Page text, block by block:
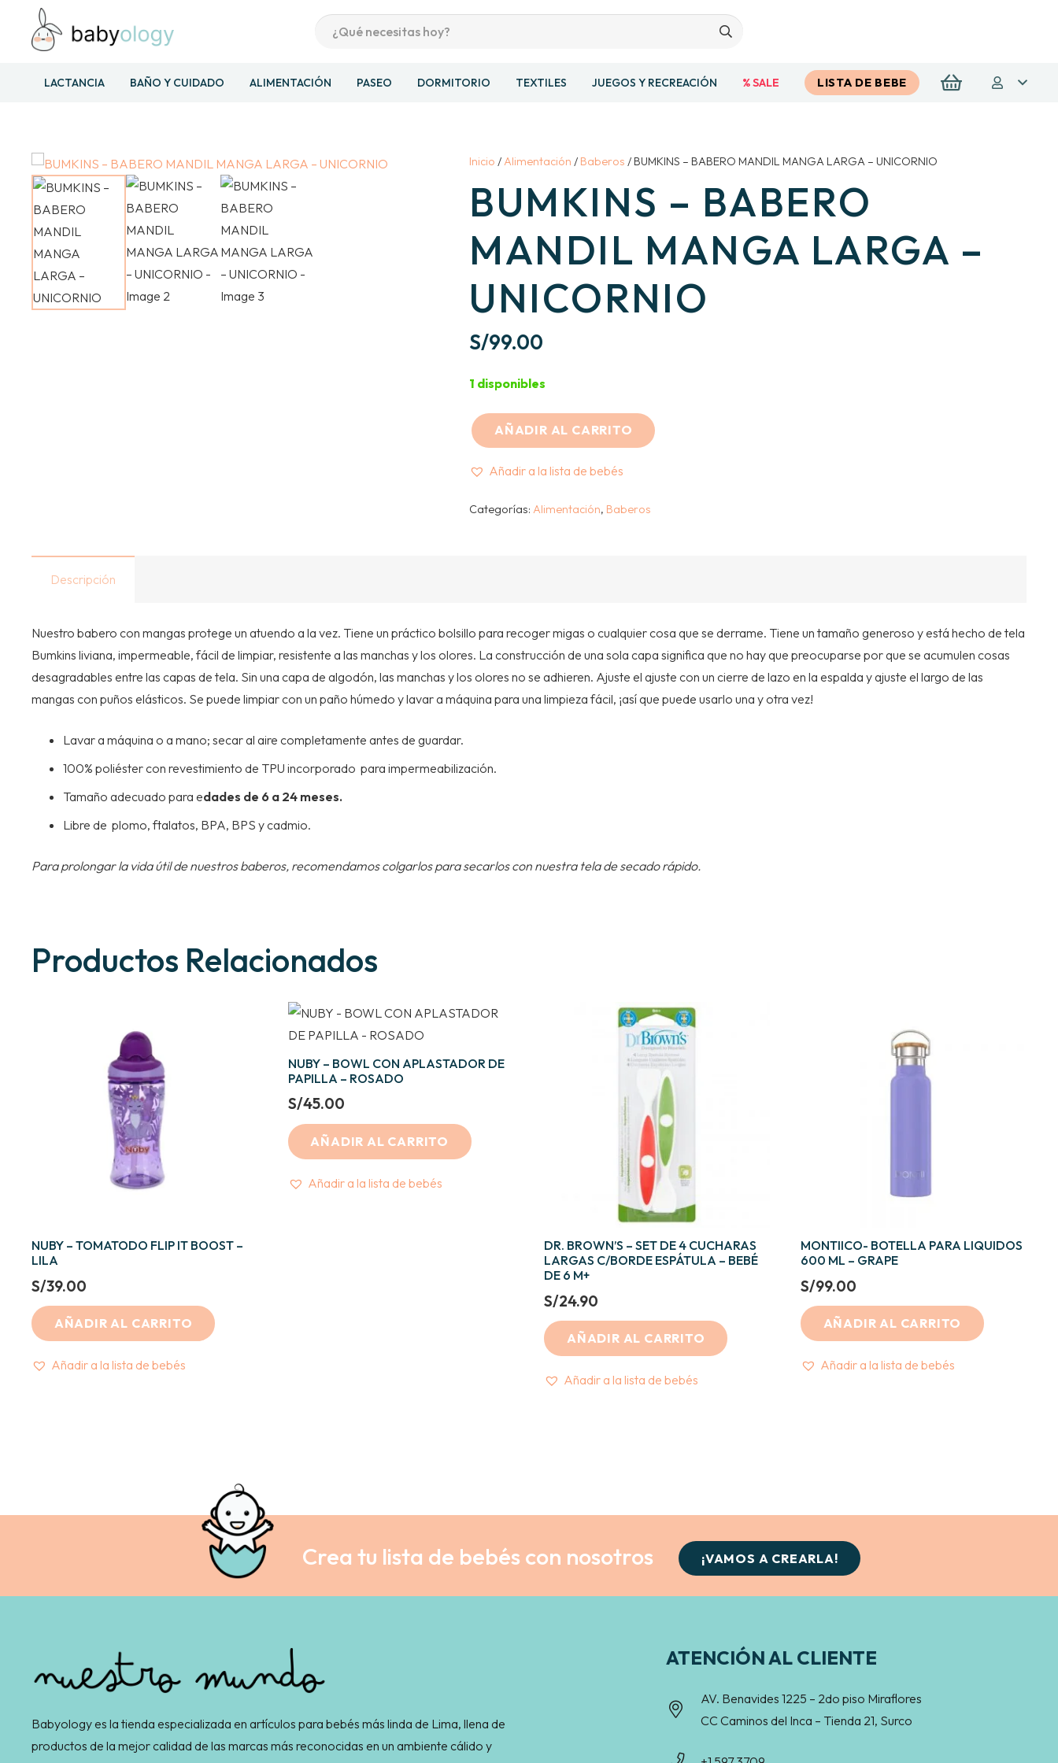
LACTANCIA BAÑO Y CUIDADO ALIMENTACIÓN PASEO DORMITORIO TEXTILES JUEGOS Y RECREACIÓN % SALE LISTA DE BEBE
Inicio /Alimentación / Baberos / BUMKINS – BABERO MANDIL MANGA LARGA – UNICORNIO
BUMKINS – BABERO
MANDIL MANGA LARGA –
UNICORNIO
S/99.00
1 disponibles
BUMKINS
MANDIL
AÑADIR AL CARRITO
Añadir a la lista de bebés
Categorías:Alimentación, Baberos
Descripción
Nuestro babero con mangas protege un atuendo a la vez. Tiene un práctico bolsillo para recoger migas o cualquier cosa que se derrame. Tiene un tamaño generoso y está hecho de tela
Bumkins liviana, impermeable, fácil de limpiar, resistente a las manchas y los olores. La construcción de una sola capa significa que no hay que preocuparse por que se acumulen cosas
desagradables entre las capas de tela. Sin una capa de algodón, las manchas y los olores no se adhieren. Ajuste el ajuste con un cierre de lazo en la espalda y ajuste el largo de las
mangas con puños elásticos. Se puede limpiar con un paño húmedo y lavar a máquina para una limpieza fácil, ¡así que puede usarlo una y otra vez!
Lavar a máquina o a mano; secar al aire completamente antes de guardar.
100% poliéster con revestimiento de TPU incorporado para impermeabilización.
Tamaño adecuado para edades de 6 a 24 meses.
Libre de plomo, ftalatos, BPA, BPS y cadmio.
Para prolongar la vida útil de nuestros baberos, recomendamos colgarlos para secarlos con nuestra tela de secado rápido.
Productos Relacionados
NUBY – TOMATODO FLIP IT BOOST –
LILA
S/39.00
AÑADIR AL CARRITO
Añadir a la lista de bebés
NUBY – BOWL CON APLASTADOR DE
PAPILLA – ROSADO
S/45.00
AÑADIR AL CARRITO
Añadir a la lista de bebés
DR. BROWN’S – SET DE 4 CUCHARAS
LARGAS C/BORDE ESPÁTULA – BEBÉ
DE 6 M+
S/24.90
AÑADIR AL CARRITO
Añadir a la lista de bebés
MONTIICO- BOTELLA PARA LIQUIDOS
600 ML – GRAPE
S/99.00
AÑADIR AL CARRITO
Añadir a la lista de bebés
Crea tu lista de bebés con nosotros ¡VAMOS A CREARLA!
Babyology es la tienda especializada en artículos para bebés más linda de Lima, llena de
productos de la mejor calidad de las marcas más reconocidas en un ambiente cálido y
ATENCIÓN AL CLIENTE
AV. Benavides 1225 – 2do piso Miraflores
CC Caminos del Inca – Tienda 21, Surco